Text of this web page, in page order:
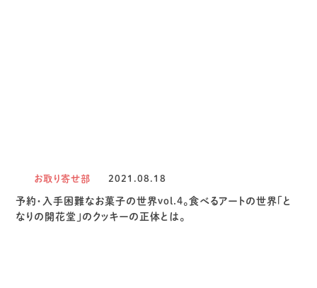
お取り寄せ部 2021.08.18
予約・入手困難なお菓子の世界vol.4。食べるアートの世界「と
なりの開花堂」のクッキーの正体とは。